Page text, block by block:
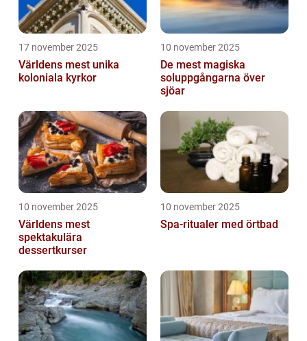
17 november 2025
Världens mest unika
koloniala kyrkor
10 november 2025
De mest magiska
soluppgångarna över
sjöar
10 november 2025
Världens mest
spektakulära
dessertkurser
10 november 2025
Spa-ritualer med örtbad